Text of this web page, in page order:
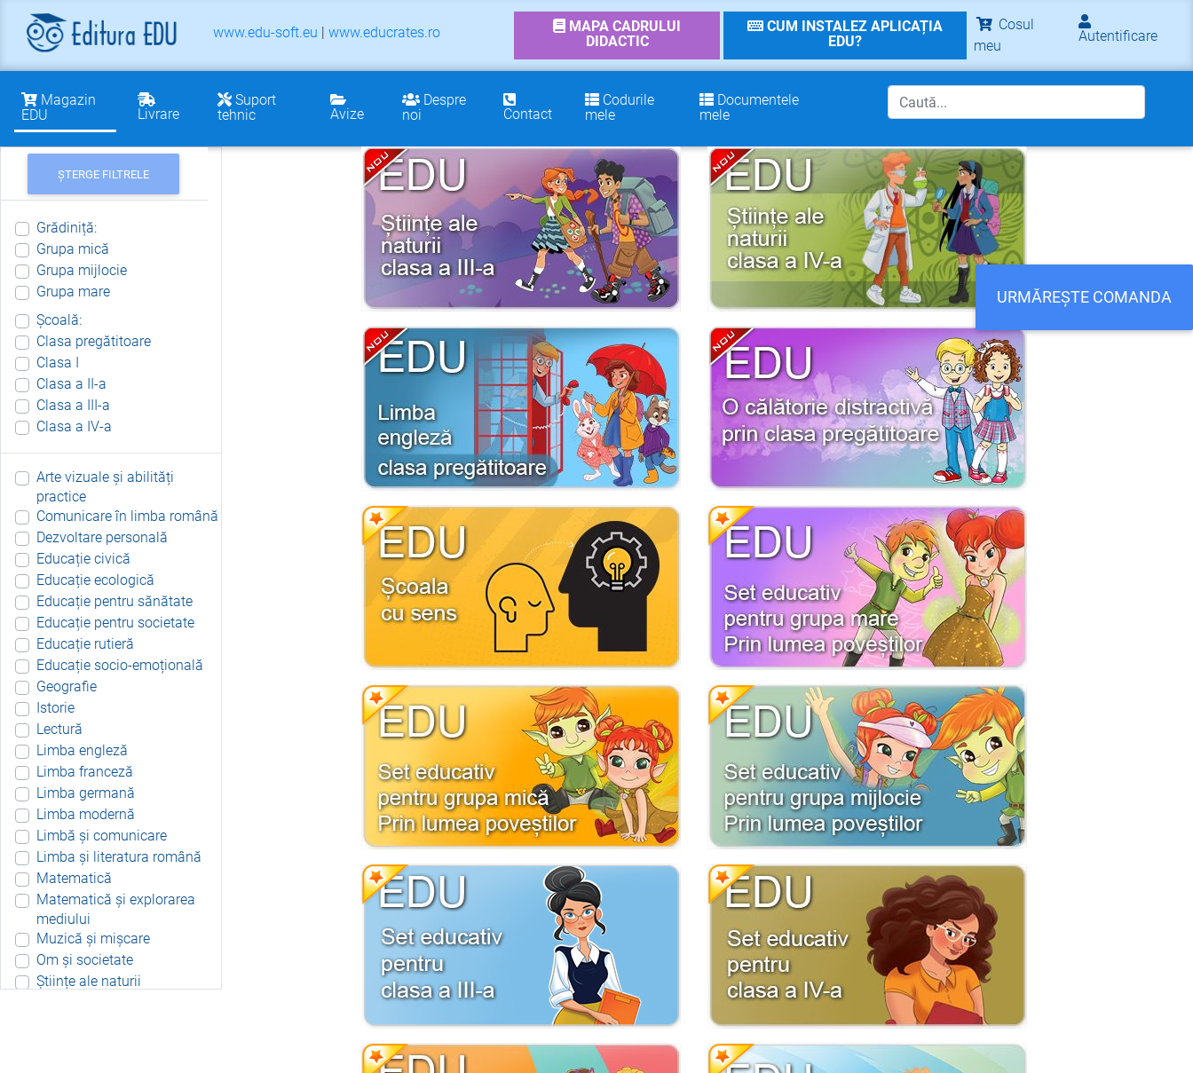
www.edu-soft.eu | www.educrates.ro
MAPA CADRULUI
DIDACTIC
CUM INSTALEZ APLICAȚIA
EDU?
Cosul
meu
Autentificare
Magazin
EDU
Livrare
Suport
tehnic
Avize
Despre
noi
Contact
Codurile
mele
Documentele
mele
ȘTERGE FILTRELE
Grădiniță:
Grupa mică
Grupa mijlocie
Grupa mare
Școală:
Clasa pregătitoare
Clasa I
Clasa a II-a
Clasa a III-a
Clasa a IV-a
Arte vizuale și abilități
practice
Comunicare în limba română
Dezvoltare personală
Educație civică
Educație ecologică
Educație pentru sănătate
Educație pentru societate
Educație rutieră
Educație socio-emoțională
Geografie
Istorie
Lectură
Limba engleză
Limba franceză
Limba germană
Limba modernă
Limbă și comunicare
Limba și literatura română
Matematică
Matematică și explorarea
mediului
Muzică și mișcare
Om și societate
Științe ale naturii
URMĂREȘTE COMANDA